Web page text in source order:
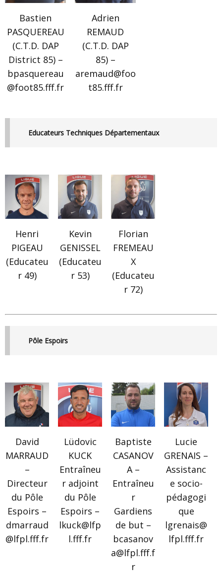
Bastien
PASQUEREAU
(C.T.D. DAP
District 85) –
bpasquereau
@foot85.fff.fr
Adrien
REMAUD
(C.T.D. DAP
85) –
aremaud@foo
t85.fff.fr
Educateurs Techniques Départementaux
Henri
PIGEAU
(Educateu
r 49)
Kevin
GENISSEL
(Educateu
r 53)
Florian
FREMEAU
X
(Educateu
r 72)
Pôle Espoirs
David
MARRAUD
–
Directeur
du Pôle
Espoirs –
dmarraud
@lfpl.fff.fr
Lüdovic
KUCK
Entraîneu
r adjoint
du Pôle
Espoirs –
lkuck@lfp
l.fff.fr
Baptiste
CASANOV
A –
Entraîneu
r
Gardiens
de but –
bcasanov
a@lfpl.fff.f
r
Lucie
GRENAIS –
Assistanc
e socio-
pédagogi
que
lgrenais@
lfpl.fff.fr